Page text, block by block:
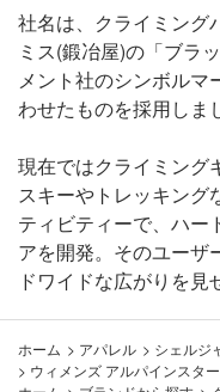
社名は、クライミング
ミス(鍛冶屋)の「ブラ
メント社のシンボル
わせたものを採用しま
現在ではクライミング
スキーやトレッキング
ティビティーで、ハー
アを開発。そのユーザ
ドワイドな広がりを見
ホーム > アパレル > シェルジ
> ウィメンズ アルパインスタ